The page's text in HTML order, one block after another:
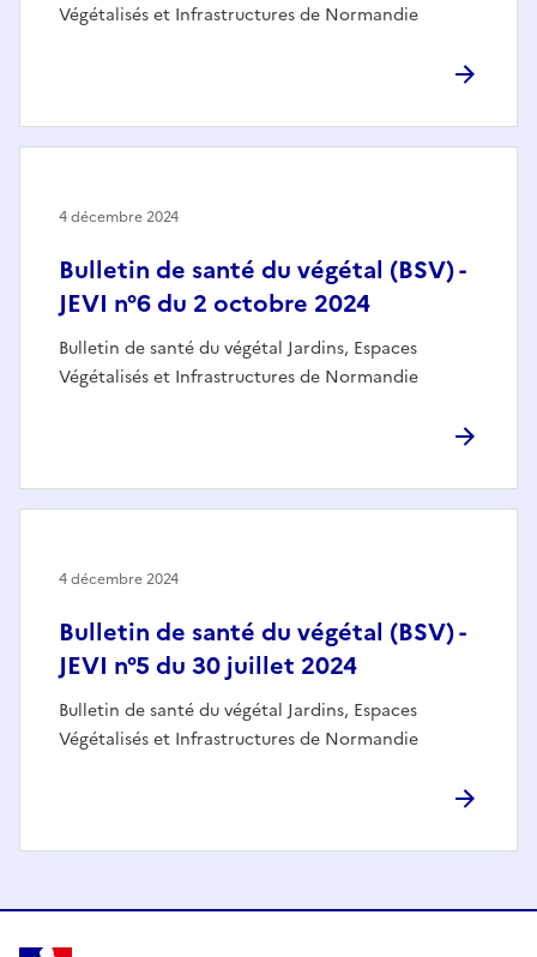
Végétalisés et Infrastructures de Normandie
Bulletin de santé du végétal (BSV) -
JEVI n°6 du 2 octobre 2024
Bulletin de santé du végétal Jardins, Espaces
Végétalisés et Infrastructures de Normandie
4 décembre 2024
Bulletin de santé du végétal (BSV) -
JEVI n°5 du 30 juillet 2024
Bulletin de santé du végétal Jardins, Espaces
Végétalisés et Infrastructures de Normandie
4 décembre 2024